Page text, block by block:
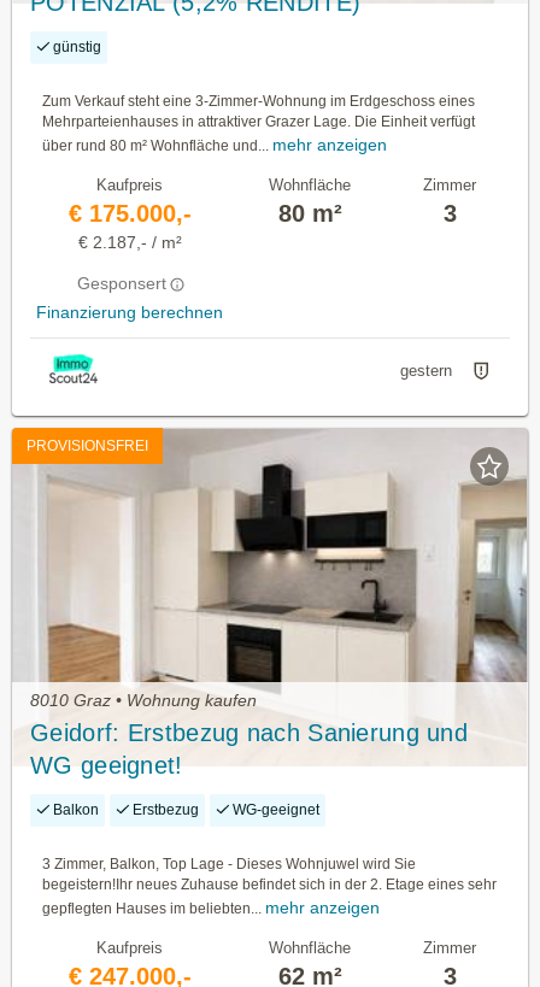
günstig
Zum Verkauf steht eine 3-Zimmer-Wohnung im Erdgeschoss eines
Mehrparteienhauses in attraktiver Grazer Lage. Die Einheit verfügt
über rund 80 m² Wohnfläche und... mehr anzeigen
Kaufpreis
€ 175.000,-
€ 2.187,- / m²
Gesponsert
Finanzierung berechnen
Wohnfläche
80 m²
Zimmer
3
gestern
PROVISIONSFREI
8010 Graz • Wohnung kaufen
Geidorf: Erstbezug nach Sanierung und
WG geeignet!
Balkon Erstbezug WG-geeignet
3 Zimmer, Balkon, Top Lage - Dieses Wohnjuwel wird Sie
begeistern!Ihr neues Zuhause befindet sich in der 2. Etage eines sehr
gepflegten Hauses im beliebten... mehr anzeigen
Kaufpreis
€ 247.000,-
Wohnfläche
62 m²
Zimmer
3